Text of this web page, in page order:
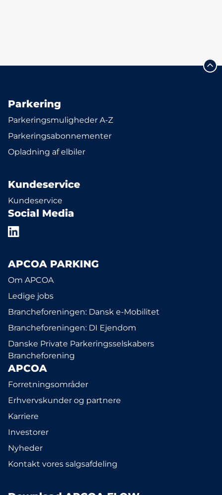
Parkering
Parkeringsmuligheder A-Z
Parkeringsabonnementer
Opladning af elbiler
Kundeservice
Kundeservice
Social Media
APCOA PARKING
Om APCOA
Ledige jobs
Brancheforeningen: Dansk e-Mobilitet
Brancheforeningen: DI Ejendom
Danske Private Parkeringsselskabers
Brancheforening
APCOA
Forretningsområder
Erhvervskunder og partnere
Karriere
Investorer
Nyheder
Kontakt vores salgsafdeling